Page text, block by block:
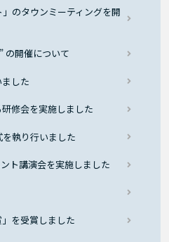
のタウンミーティングを開
の開催について
した
修会を実施しました
執り行いました
ト講演会を実施しました
を受賞しました